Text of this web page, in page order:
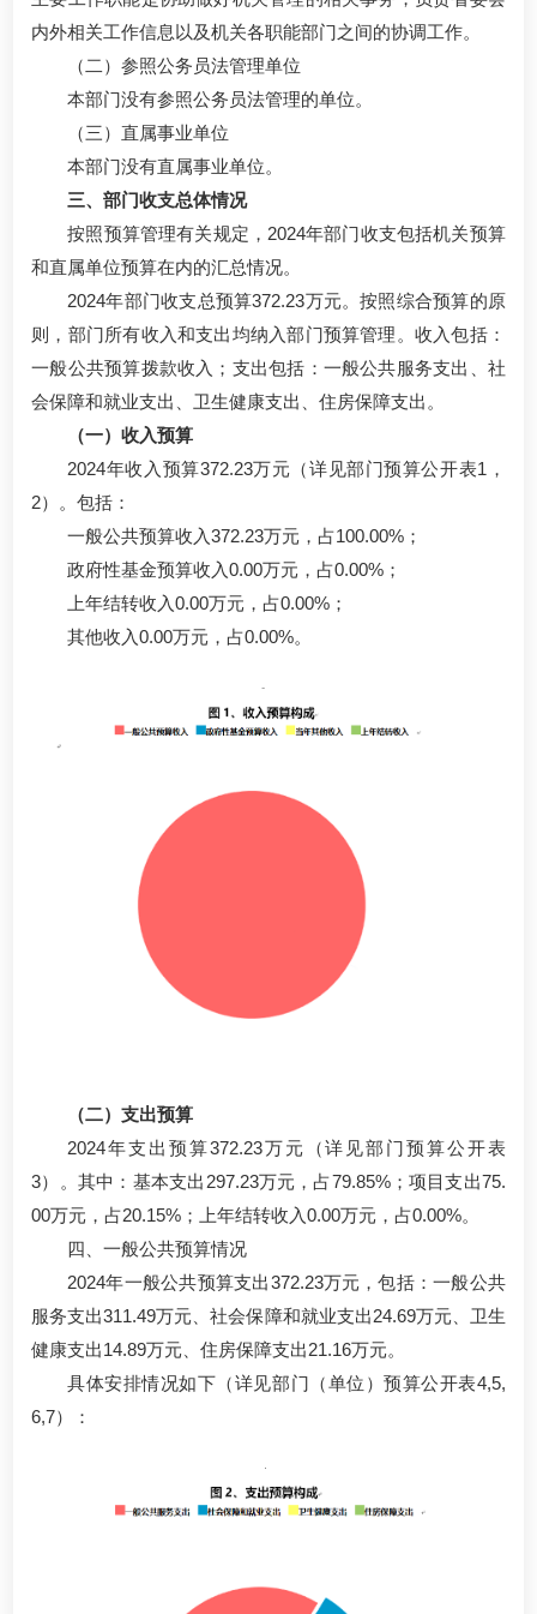
内外相关工作信息以及机关各职能部门之间的协调工作。
（二）参照公务员法管理单位
本部门没有参照公务员法管理的单位。
（三）直属事业单位
本部门没有直属事业单位。
三、部门收支总体情况
按照预算管理有关规定，2024年部门收支包括机关预算
和直属单位预算在内的汇总情况。
2024年部门收支总预算372.23万元。按照综合预算的原
则，部门所有收入和支出均纳入部门预算管理。收入包括：
一般公共预算拨款收入；支出包括：一般公共服务支出、社
会保障和就业支出、卫生健康支出、住房保障支出。
（一）收入预算
2024年收入预算372.23万元（详见部门预算公开表1，
2）。包括：
一般公共预算收入372.23万元，占100.00%；
政府性基金预算收入0.00万元，占0.00%；
上年结转收入0.00万元，占0.00%；
其他收入0.00万元，占0.00%。
（二）支出预算
2024年支出预算372.23万元（详见部门预算公开表
3）。其中：基本支出297.23万元，占79.85%；项目支出75.
00万元，占20.15%；上年结转收入0.00万元，占0.00%。
四、一般公共预算情况
2024年一般公共预算支出372.23万元，包括：一般公共
服务支出311.49万元、社会保障和就业支出24.69万元、卫生
健康支出14.89万元、住房保障支出21.16万元。
具体安排情况如下（详见部门（单位）预算公开表4,5,
6,7）：